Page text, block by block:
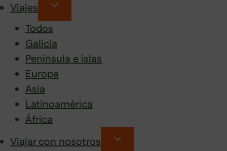
Viajes
Todos
Galicia
Península e islas
Europa
Asia
Latinoamérica
África
Viajar con nosotros